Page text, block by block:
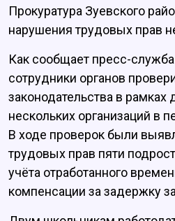
Прокуратура Зуевского
нарушения трудовых прав
Как сообщает пресс-
сотрудники органов
законодательства в рамках
нескольких организаций в
В ходе проверок были
трудовых прав пяти
учёта отработанного
компенсации за задержку